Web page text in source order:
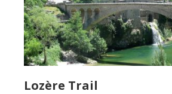
Lozère Trail